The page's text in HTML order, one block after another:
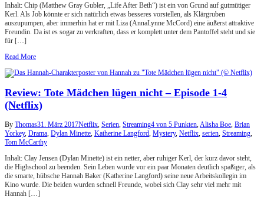
Inhalt: Chip (Matthew Gray Gubler, „Life After Beth“) ist ein von Grund auf gutmütiger
Kerl. Als Job könnte er sich natürlich etwas besseres vorstellen, als Klärgruben
auszupumpen, aber immerhin hat er mit Liza (AnnaLynne McCord) eine äußerst attraktive
Freundin. Da ist es sogar zu verkraften, dass er komplett unter dem Pantoffel steht und sie
für […]
Read More
Review: Tote Mädchen lügen nicht – Episode 1-4
(Netflix)
By Thomas31. März 2017Netflix Serien Streaming4 von 5 Punkten Alisha Boe Brian
Yorkey, Drama Dylan Minette Katherine Langford Mystery, Netflix serien Streaming
Tom McCarthy
Inhalt: Clay Jensen (Dylan Minette) ist ein netter, aber ruhiger Kerl, der kurz davor steht,
die Highschool zu beenden. Sein Leben wurde vor ein paar Monaten deutlich spaßiger, als
die smarte, hübsche Hannah Baker (Katherine Langford) seine neue Arbeitskollegin im
Kino wurde. Die beiden wurden schnell Freunde, wobei sich Clay sehr viel mehr mit
Hannah […]